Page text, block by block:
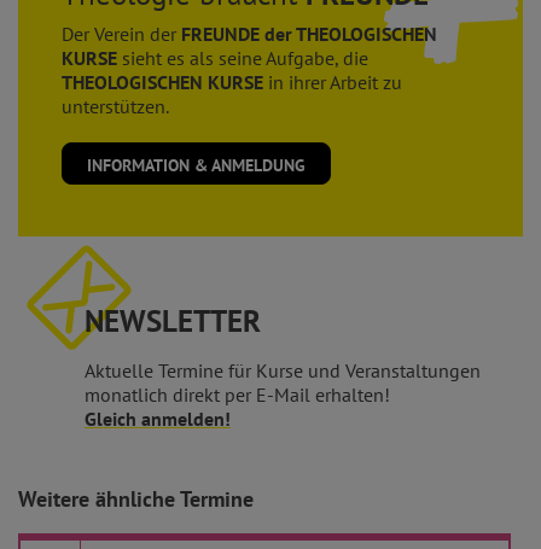
Der Verein der FREUNDE der THEOLOGISCHEN
KURSE sieht es als seine Aufgabe, die
THEOLOGISCHEN KURSE in ihrer Arbeit zu
unterstützen.
INFORMATION & ANMELDUNG
NEWSLETTER
Aktuelle Termine für Kurse und Veranstaltungen
monatlich direkt per E-Mail erhalten!
Gleich anmelden!
Weitere ähnliche Termine